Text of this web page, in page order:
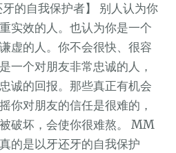
牙的自我保护者】 别人认为你
实效的人。也认为你是一个
虚的人。你不会很快、很容
一个对朋友非常忠诚的人，
诚的回报。那些真正有机会
你对朋友的信任是很难的，
破坏，会使你很难熬。 MM
的是以牙还牙的自我保护